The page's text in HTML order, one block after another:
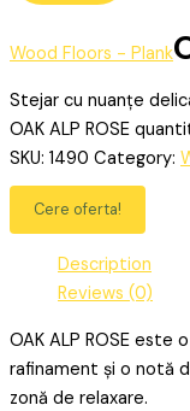
Wood Floors - Plank
Stejar cu nuanțe
OAK ALP ROSE
SKU: 1490 Category:
Cere oferta!
Description
Reviews (0)
OAK ALP ROSE este
rafinament și o notă
zonă de relaxare.